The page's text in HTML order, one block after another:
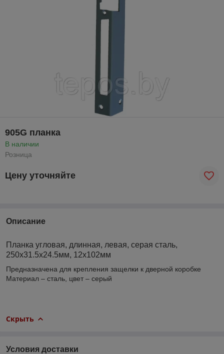
905G планка
В наличии
Розница
Цену уточняйте
Описание
Планка угловая, длинная, левая, серая сталь,
250х31.5х24.5мм, 12х102мм
Предназначена для крепления защелки к дверной коробке
Материал – сталь, цвет – серый
Скрыть
Условия доставки